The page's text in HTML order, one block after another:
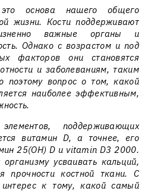
основа нашего общего
жизни. Кости поддерживают
важные органы и
Однако с возрастом и под
факторов они становятся
и заболеваниям, таким
поэтому вопрос о том, какой
наиболее эффективным,
поддерживающих
витамин D, а точнее, его
25(ОН) D и vitamin D3 2000.
усваивать кальций,
прочности костной ткани. С
к тому, какой самый